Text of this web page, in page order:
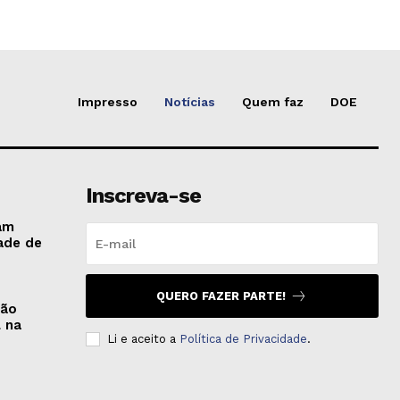
Impresso Notícias Quem faz DOE
de
na
Inscreva-se
QUERO FAZER PARTE!
Li e aceito a Política de Privacidade.